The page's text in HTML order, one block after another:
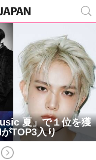
夏」で１位を獲
TOP3入り